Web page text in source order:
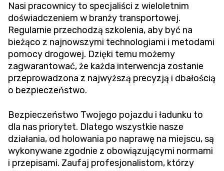
Nasi pracownicy to specjaliści z wieloletnim
doświadczeniem w branży transportowej.
Regularnie przechodzą szkolenia, aby być na
bieżąco z najnowszymi technologiami i metodami
pomocy drogowej. Dzięki temu możemy
zagwarantować, że każda interwencja zostanie
przeprowadzona z najwyższą precyzją i dbałością
o bezpieczeństwo.
Bezpieczeństwo Twojego pojazdu i ładunku to
dla nas priorytet. Dlatego wszystkie nasze
działania, od holowania po naprawę na miejscu, są
wykonywane zgodnie z obowiązującymi normami
i przepisami. Zaufaj profesjonalistom, którzy